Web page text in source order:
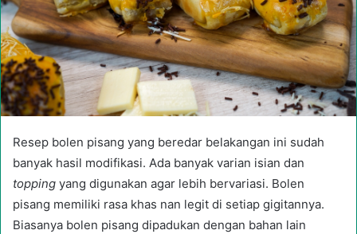
Resep bolen pisang yang beredar belakangan ini sudah
banyak hasil modifikasi. Ada banyak varian isian dan
topping yang digunakan agar lebih bervariasi. Bolen
pisang memiliki rasa khas nan legit di setiap gigitannya.
Biasanya bolen pisang dipadukan dengan bahan lain